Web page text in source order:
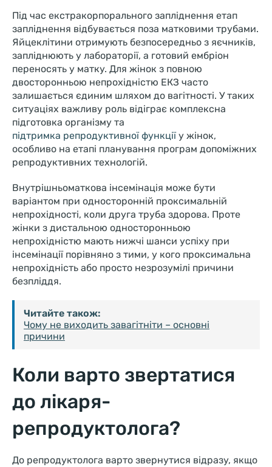
Під час екстракорпорального запліднення етап
запліднення відбувається поза матковими трубами.
Яйцеклітини отримують безпосередньо з яєчників,
запліднюють у лабораторії, а готовий ембріон
переносять у матку. Для жінок з повною
двосторонньою непрохідністю ЕКЗ часто
залишається єдиним шляхом до вагітності. У таких
ситуаціях важливу роль відіграє комплексна
підготовка організму та
підтримка репродуктивної функції у жінок,
особливо на етапі планування програм допоміжних
репродуктивних технологій.
Внутрішньоматкова інсемінація може бути
варіантом при односторонній проксимальній
непрохідності, коли друга труба здорова. Проте
жінки з дистальною односторонньою
непрохідністю мають нижчі шанси успіху при
інсемінації порівняно з тими, у кого проксимальна
непрохідність або просто незрозумілі причини
безпліддя.
Читайте також:
Чому не виходить завагітніти – основні
причини
Коли варто звертатися
до лікаря-
репродуктолога?
До репродуктолога варто звернутися відразу, якщо